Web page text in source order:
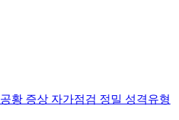
공황 증상 자가점검 정밀 성격유형